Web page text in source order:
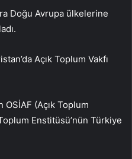
Doğu Avrupa ülkelerine
Açık Toplum Vakfı
OSİAF (Açık Toplum
Enstitüsü’nün Türkiye